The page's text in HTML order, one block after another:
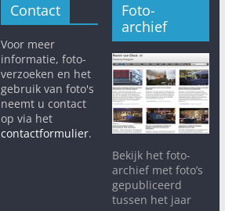
Contact
Voor meer
informatie, foto-
verzoeken en het
gebruik van foto's
neemt u contact
op via het
contactformulier.
Foto-
archief
Bekijk het foto-
archief met foto’s
gepubliceerd
tussen het jaar